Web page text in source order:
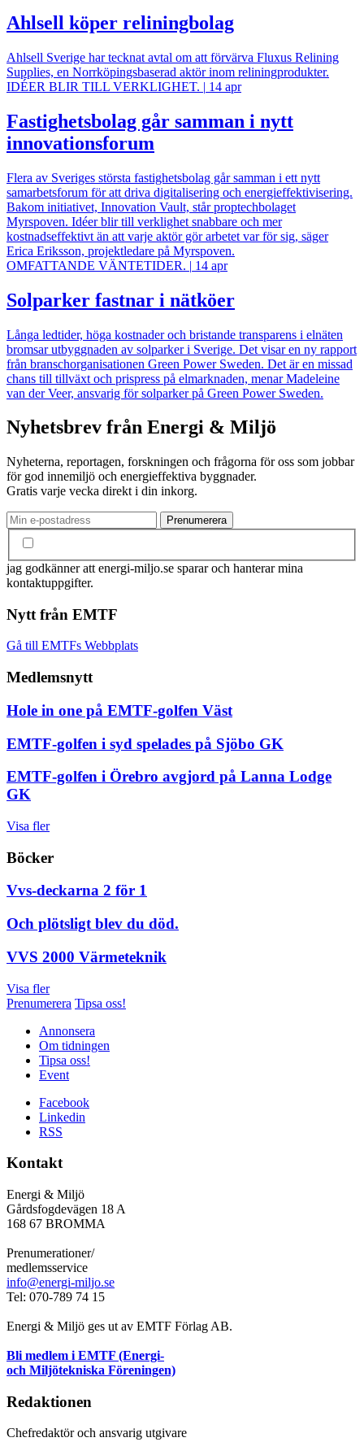
Ahlsell köper reliningbolag
Ahlsell Sverige har tecknat avtal om att förvärva Fluxus Relining
Supplies, en Norrköpingsbaserad aktör inom reliningprodukter.
IDÉER BLIR TILL VERKLIGHET. | 14 apr
Fastighetsbolag går samman i nytt
innovationsforum
Flera av Sveriges största fastighetsbolag går samman i ett nytt
samarbetsforum för att driva digitalisering och energieffektivisering.
Bakom initiativet, Innovation Vault, står proptechbolaget
Myrspoven. Idéer blir till verklighet snabbare och mer
kostnadseffektivt än att varje aktör gör arbetet var för sig, säger
Erica Eriksson, projektledare på Myrspoven.
OMFATTANDE VÄNTETIDER. | 14 apr
Solparker fastnar i nätköer
Långa ledtider, höga kostnader och bristande transparens i elnäten
bromsar utbyggnaden av solparker i Sverige. Det visar en ny rapport
från branschorganisationen Green Power Sweden. Det är en missad
chans till tillväxt och prispress på elmarknaden, menar Madeleine
van der Veer, ansvarig för solparker på Green Power Sweden.
Nyhetsbrev från Energi & Miljö
Nyheterna, reportagen, forskningen och frågorna för oss som jobbar
för god innemiljö och energieffektiva byggnader.
Gratis varje vecka direkt i din inkorg.
jag godkänner att energi-miljo.se sparar och hanterar mina
kontaktuppgifter.
Nytt från EMTF
Gå till EMTFs Webbplats
Medlemsnytt
Hole in one på EMTF-golfen Väst
EMTF-golfen i syd spelades på Sjöbo GK
EMTF-golfen i Örebro avgjord på Lanna Lodge
GK
Visa fler
Böcker
Vvs-deckarna 2 för 1
Och plötsligt blev du död.
VVS 2000 Värmeteknik
Visa fler
Prenumerera Tipsa oss!
Annonsera
Om tidningen
Tipsa oss!
Event
Facebook
Linkedin
RSS
Kontakt
Energi & Miljö
Gårdsfogdevägen 18 A
168 67 BROMMA
Prenumerationer/
medlemsservice
info@energi-miljo.se
Tel: 070-789 74 15
Energi & Miljö ges ut av EMTF Förlag AB.
Bli medlem i EMTF (Energi-
och Miljötekniska Föreningen)
Redaktionen
Chefredaktör och ansvarig utgivare